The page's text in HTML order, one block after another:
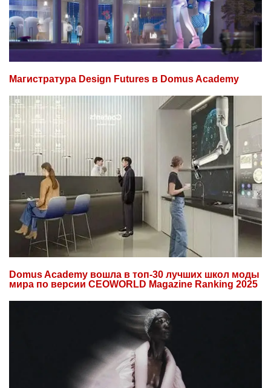
Магистратура Design Futures в Domus Academy
Domus Academy вошла в топ-30 лучших школ моды
мира по версии CEOWORLD Magazine Ranking 2025